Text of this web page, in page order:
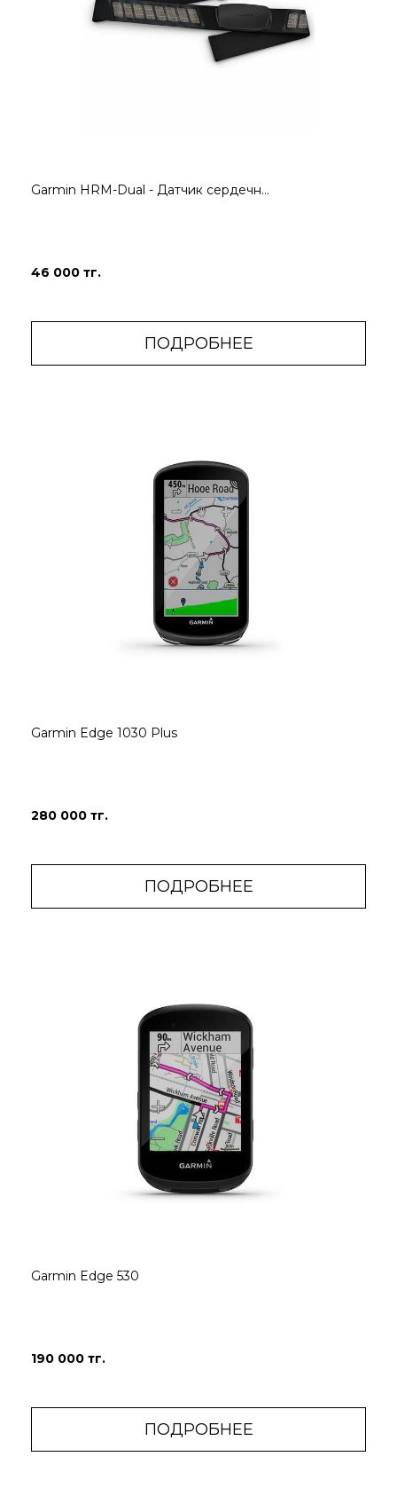
Garmin HRM-Dual - Датчик сердечн...
46 000 тг.
ПОДРОБНЕЕ
Garmin Edge 1030 Plus
280 000 тг.
ПОДРОБНЕЕ
Garmin Edge 530
190 000 тг.
ПОДРОБНЕЕ